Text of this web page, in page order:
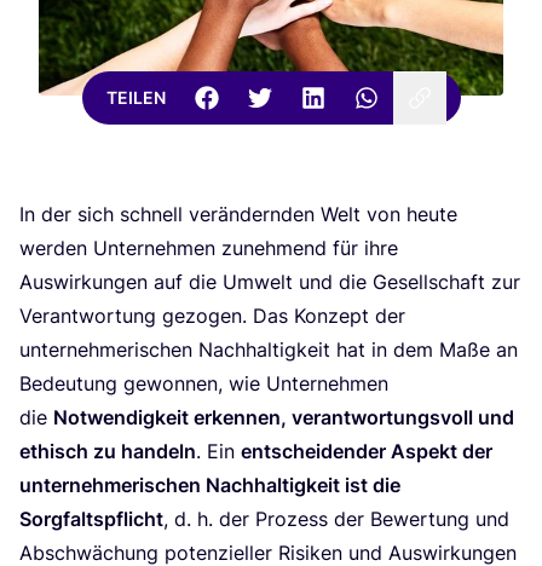
TEILEN
In der sich schnell ver­än­dern­den Welt von heu­te
wer­den Unter­neh­men zuneh­mend für ihre
Aus­wir­kun­gen auf die Umwelt und die Gesell­schaft zur
Ver­ant­wor­tung gezo­gen. Das Kon­zept der
unter­neh­me­ri­schen Nach­hal­tig­keit hat in dem Maße an
Bedeu­tung gewon­nen, wie Unter­neh­men
die Not­wen­dig­keit erken­nen, ver­ant­wor­tungs­voll und
ethisch zu han­deln. Ein ent­schei­den­der Aspekt der
unter­neh­me­ri­schen Nach­hal­tig­keit ist die
Sorg­falts­pflicht, d. h. der Pro­zess der Bewer­tung und
Abschwä­chung poten­zi­el­ler Risi­ken und Aus­wir­kun­gen